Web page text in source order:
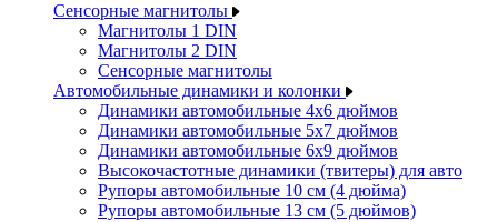
Сенсорные магнитолы
Магнитолы 1 DIN
Магнитолы 2 DIN
Сенсорные магнитолы
Автомобильные динамики и колонки
Динамики автомобильные 4x6 дюймов
Динамики автомобильные 5x7 дюймов
Динамики автомобильные 6x9 дюймов
Высокочастотные динамики (твитеры) для авто
Рупоры автомобильные 10 см (4 дюйма)
Рупоры автомобильные 13 см (5 дюймов)